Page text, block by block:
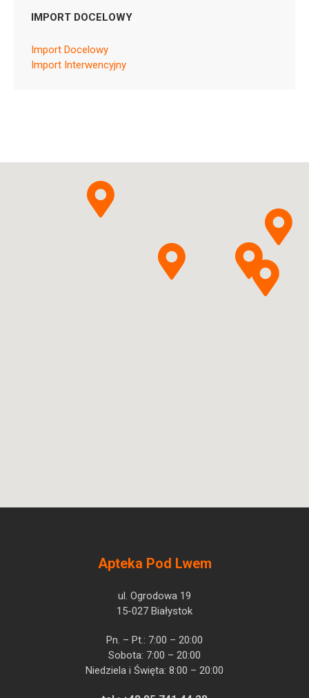
Candesartanum
IMPORT DOCELOWY
Import Docelowy
Import Interwencyjny
Apteka Pod Lwem
ul. Ogrodowa 19
15-027 Białystok
Pn. – Pt.: 7:00 – 20:00
Sobota: 7:00 – 20:00
Niedziela i Święta: 8:00 – 20:00